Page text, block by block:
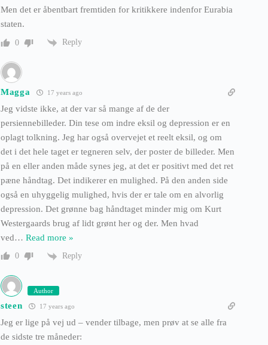
Men det er åbentbart fremtiden for kritikkere indenfor Eurabia
staten.
0 Reply
Magga 17 years ago
Jeg vidste ikke, at der var så mange af de der
persiennebilleder. Din tese om indre eksil og depression er en
oplagt tolkning. Jeg har også overvejet et reelt eksil, og om
det i det hele taget er tegneren selv, der poster de billeder. Men
på en eller anden måde synes jeg, at det er positivt med det ret
pæne håndtag. Det indikerer en mulighed. På den anden side
også en uhyggelig mulighed, hvis der er tale om en alvorlig
depression. Det grønne bag håndtaget minder mig om Kurt
Westergaards brug af lidt grønt her og der. Men hvad
ved… Read more »
0 Reply
Author
steen 17 years ago
Jeg er lige på vej ud – vender tilbage, men prøv at se alle fra
de sidste tre måneder: